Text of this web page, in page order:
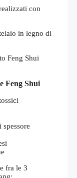
con
in legno di
Feng Shui
fra le 3